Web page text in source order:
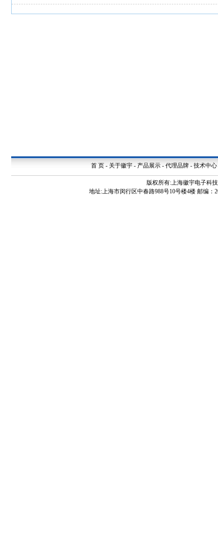
首 页- 关于徽宇- 产品展示- 代理品牌- 技术中心
版权所有:上海徽宇电子科
地址:上海市闵行区中春路988号10号楼4楼 邮编：